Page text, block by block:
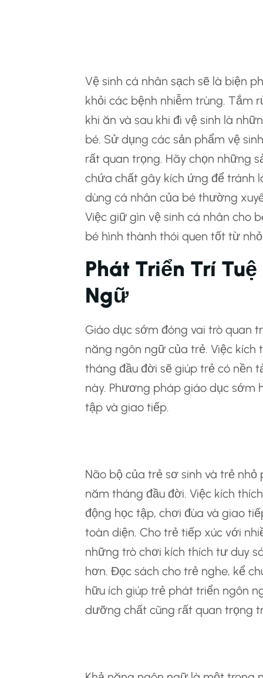
Vệ sinh cá nhân sạch sẽ là biện
khỏi các bệnh nhiễm trùng. Tắm
khi ăn và sau khi đi vệ sinh là
bé. Sử dụng các sản phẩm vệ
rất quan trọng. Hãy chọn những
chứa chất gây kích ứng để tránh
dùng cá nhân của bé thường
Việc giữ gìn vệ sinh cá nhân cho
bé hình thành thói quen tốt từ
Phát Triển Trí
Ngữ
Giáo dục sớm đóng vai trò quan
năng ngôn ngữ của trẻ. Việc
tháng đầu đời sẽ giúp trẻ có nền
này. Phương pháp giáo dục sớm
tập và giao tiếp.
Não bộ của trẻ sơ sinh và trẻ
năm tháng đầu đời. Việc kích
động học tập, chơi đùa và giao
toàn diện. Cho trẻ tiếp xúc với
những trò chơi kích thích tư duy
hơn. Đọc sách cho trẻ nghe, kể
hữu ích giúp trẻ phát triển ngôn
dưỡng chất cũng rất quan trọng